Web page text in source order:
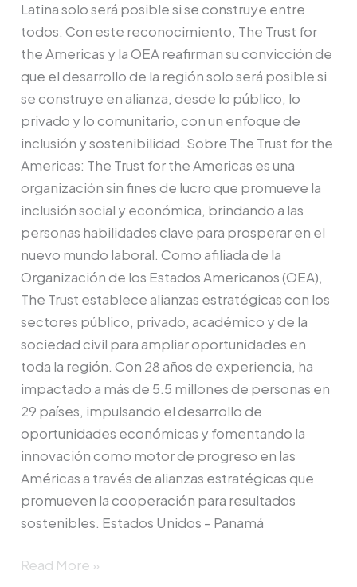
Latina solo será posible si se construye entre
todos. Con este reconocimiento, The Trust for
the Americas y la OEA reafirman su convicción de
que el desarrollo de la región solo será posible si
se construye en alianza, desde lo público, lo
privado y lo comunitario, con un enfoque de
inclusión y sostenibilidad. Sobre The Trust for the
Americas: The Trust for the Americas es una
organización sin fines de lucro que promueve la
inclusión social y económica, brindando a las
personas habilidades clave para prosperar en el
nuevo mundo laboral. Como afiliada de la
Organización de los Estados Americanos (OEA),
The Trust establece alianzas estratégicas con los
sectores público, privado, académico y de la
sociedad civil para ampliar oportunidades en
toda la región. Con 28 años de experiencia, ha
impactado a más de 5.5 millones de personas en
29 países, impulsando el desarrollo de
oportunidades económicas y fomentando la
innovación como motor de progreso en las
Américas a través de alianzas estratégicas que
promueven la cooperación para resultados
sostenibles. Estados Unidos – Panamá
Read More »